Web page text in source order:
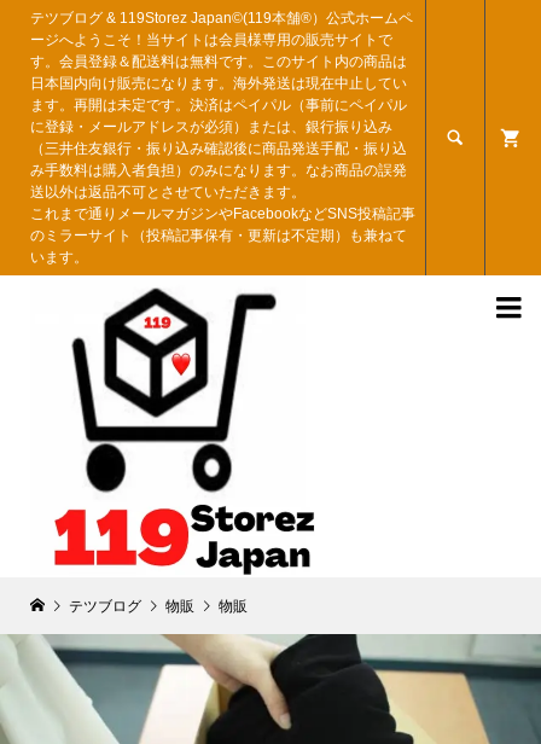
テツブログ & 119Storez Japan©︎(119本舗®︎）公式ホームペ
ージへようこそ！当サイトは会員様専用の販売サイトで
す。会員登録＆配送料は無料です。このサイト内の商品は
日本国内向け販売になります。海外発送は現在中止してい
ます。再開は未定です。決済はペイパル（事前にペイパル
に登録・メールアドレスが必須）または、銀行振り込み
（三井住友銀行・振り込み確認後に商品発送手配・振り込
み手数料は購入者負担）のみになります。なお商品の誤発
送以外は返品不可とさせていただきます。
これまで通りメールマガジンやFacebookなどSNS投稿記事
のミラーサイト（投稿記事保有・更新は不定期）も兼ねて
います。


テツブログ 物販 物販